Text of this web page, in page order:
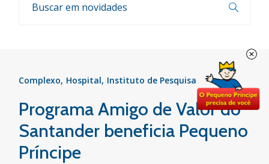
Complexo Hospital Instituto de Pesquisa
Programa Amigo de Valor do
Santander beneficia Pequeno
Príncipe